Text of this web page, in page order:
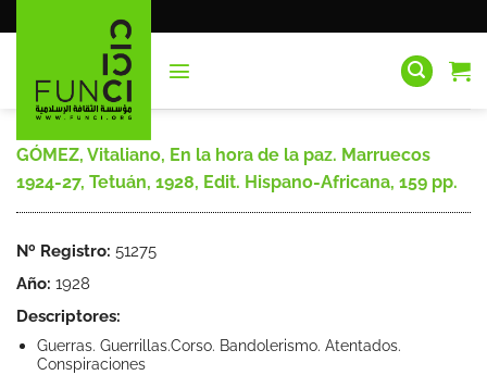
al
GÓMEZ, Vitaliano, En la hora de la paz. Marruecos
1924-27, Tetuán, 1928, Edit. Hispano-Africana, 159 pp.
Nº Registro: 51275
Año: 1928
Descriptores:
Guerras. Guerrillas.Corso. Bandolerismo. Atentados.
Conspiraciones